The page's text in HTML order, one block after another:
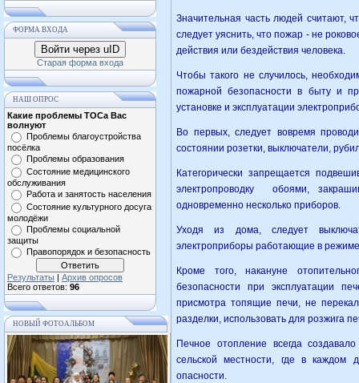
ФОРМА ВХОДА
Войти через uID
Старая форма входа
НАШ ОПРОС
Какие проблемы ТОСа Вас
волнуют
Проблемы благоустройства
посёлка
Проблемы образования
Состояние медицинского
обслуживания
Работа и занятость населения
Состояние культурного досуга
молодёжи
Проблемы социальной
защиты
Правопорядок и безопасность
Результаты | Архив опросов
Всего ответов: 96
НОВЫЙ ФОТОАЛЬБОМ
Значительная часть людей считают,
следует уяснить, что пожар - не
действия или бездействия человека.
Чтобы такого не случилось,
пожарной безопасности в быту и
установке и эксплуатации
Во первых, следует вовремя
состоянии розетки, выключатели,
Категорически запрещается
электропроводку обоями,
одновременно несколько приборов.
Уходя из дома, следует
электроприборы работающие в
Кроме того, накануне
безопасности при эксплуатации
присмотра топящие печи, не
разделки, использовать для розжига
Печное отопление всегда
сельской местности, где в
опасности.